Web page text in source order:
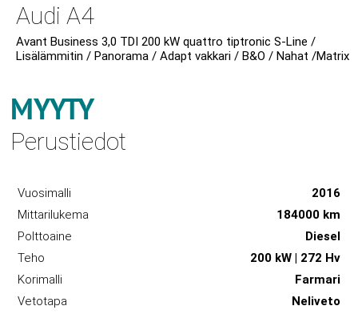
Audi A4
Avant Business 3,0 TDI 200 kW quattro tiptronic S-Line /
Lisälämmitin / Panorama / Adapt vakkari / B&O / Nahat /Matrix
MYYTY
Perustiedot
Vuosimalli
2016
Mittarilukema
184000 km
Polttoaine
Diesel
Teho
200 kW | 272 Hv
Korimalli
Farmari
Vetotapa
Neliveto